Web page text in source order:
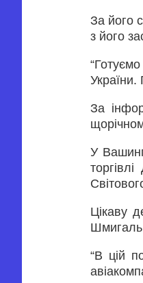
За його
з його
За
У
Цікаву
Шмигаль,
“В цій